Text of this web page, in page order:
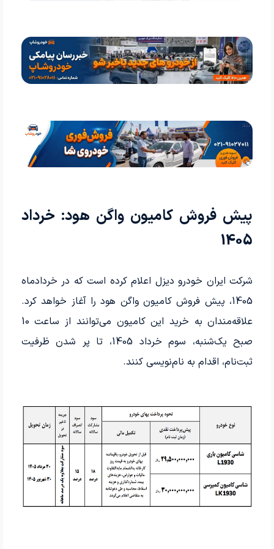
پیش فروش کامیون واگن هود: خرداد
1405
شرکت ایران خودرو دیزل اعلام کرده است که در خردادماه
1405، پیش فروش کامیون واگن هود را آغاز خواهد کرد.
علاقه‌مندان به خرید این کامیون می‌توانند از ساعت 10
صبح یک‌شنبه، سوم خرداد 1405، تا پر شدن ظرفیت
ثبت‌نام، اقدام به نام‌نویسی کنند.